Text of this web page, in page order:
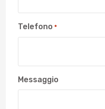
Telefono *
Messaggio